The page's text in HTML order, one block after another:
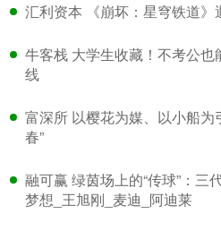
汇利资本 《崩坏：星穹铁道》
牛客栈 大学生收藏！不考公也
线
富深所 以樱花为媒、以小船为
春”
融可赢 绿茵场上的“传球”：三
梦想_王旭刚_麦迪_阿迪莱